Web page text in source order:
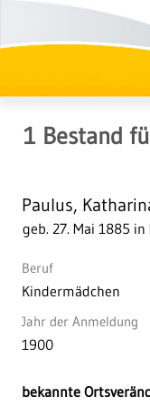
1 Bestand
bekannte
Paulus,
geb. 27. Mai 1885
Beruf
Kindermädchen
Jahr der Anmeldung
1900